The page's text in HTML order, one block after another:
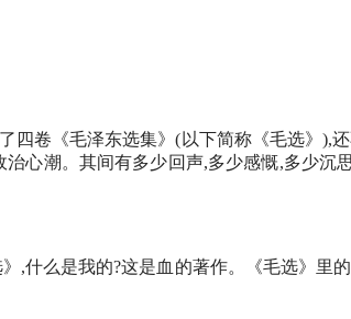
卷《毛泽东选集》(以下简称《毛选》),
心潮。其间有多少回声,多少感慨,多少沉
,什么是我的?这是血的著作。《毛选》里